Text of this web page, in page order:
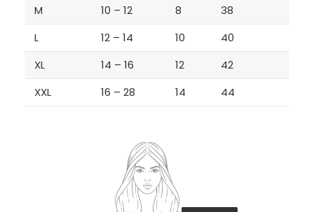
M
10 – 12 8
38
L
12 – 14 10
40
XL
14 – 16 12
42
XXL
16 – 28 14 44